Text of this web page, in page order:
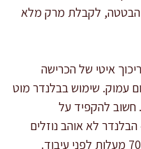
עם הבטטה, לקבלת מרק מלא
איטי של הכרישה
עמוק. שימוש בבלנדר מוט
חשוב להקפיד על
לא אוהב נוזלים